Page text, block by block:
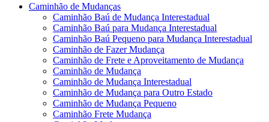
Caminhão de Mudanças
Caminhão Baú de Mudança Interestadual
Caminhão Baú para Mudança Interestadual
Caminhão Baú Pequeno para Mudança Interestadual
Caminhão de Fazer Mudança
Caminhão de Frete e Aproveitamento de Mudança
Caminhão de Mudança
Caminhão de Mudança Interestadual
Caminhão de Mudança para Outro Estado
Caminhão de Mudança Pequeno
Caminhão Frete Mudança